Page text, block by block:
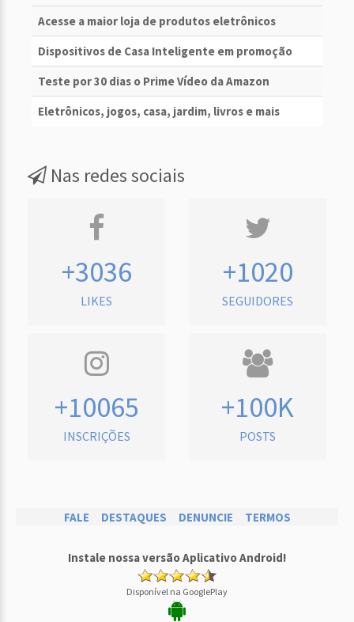
Acesse a maior loja de produtos eletrônicos
Dispositivos de Casa Inteligente em promoção
Teste por 30 dias o Prime Vídeo da Amazon
Eletrônicos, jogos, casa, jardim, livros e mais
Nas redes sociais
+3036
LIKES
+1020
SEGUIDORES
+10065
INSCRIÇÕES
+100K
POSTS
FALE DESTAQUES DENUNCIE TERMOS
Instale nossa versão Aplicativo Android!
Disponível na GooglePlay